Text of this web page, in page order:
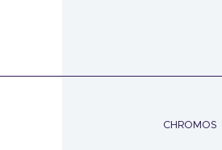
CHROMOS